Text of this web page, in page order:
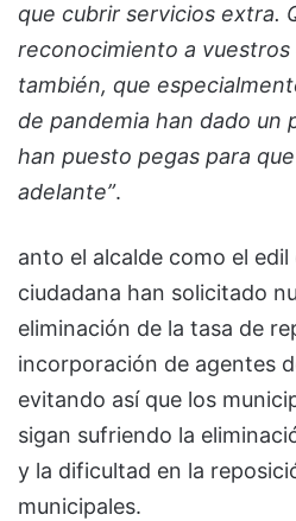
que cubrir servicios extra.
reconocimiento a
también, que
de pandemia han dado un
han puesto pegas para
adelante”.
anto el alcalde como el edil
ciudadana han solicitado
eliminación de la tasa de
incorporación de agentes
evitando así que los
sigan sufriendo la
y la dificultad en la
municipales.